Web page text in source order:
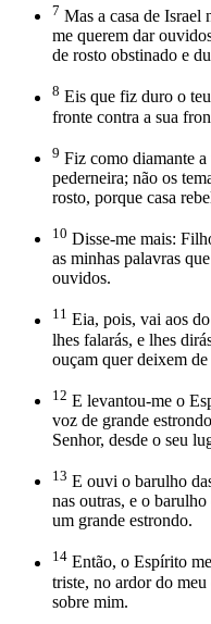
7 Mas a casa de Israel
me querem dar
de rosto obstinado e
8 Eis que fiz duro o
fronte contra a sua
9 Fiz como diamante
pederneira; não os
rosto, porque casa
10 Disse-me mais:
as minhas palavras
ouvidos.
11 Eia, pois, vai aos
lhes falarás, e lhes
ouçam quer deixem
12 E levantou-me o
voz de grande
Senhor, desde o seu
13 E ouvi o barulho
nas outras, e o
um grande estrondo.
14 Então, o Espírito
triste, no ardor do
sobre mim.